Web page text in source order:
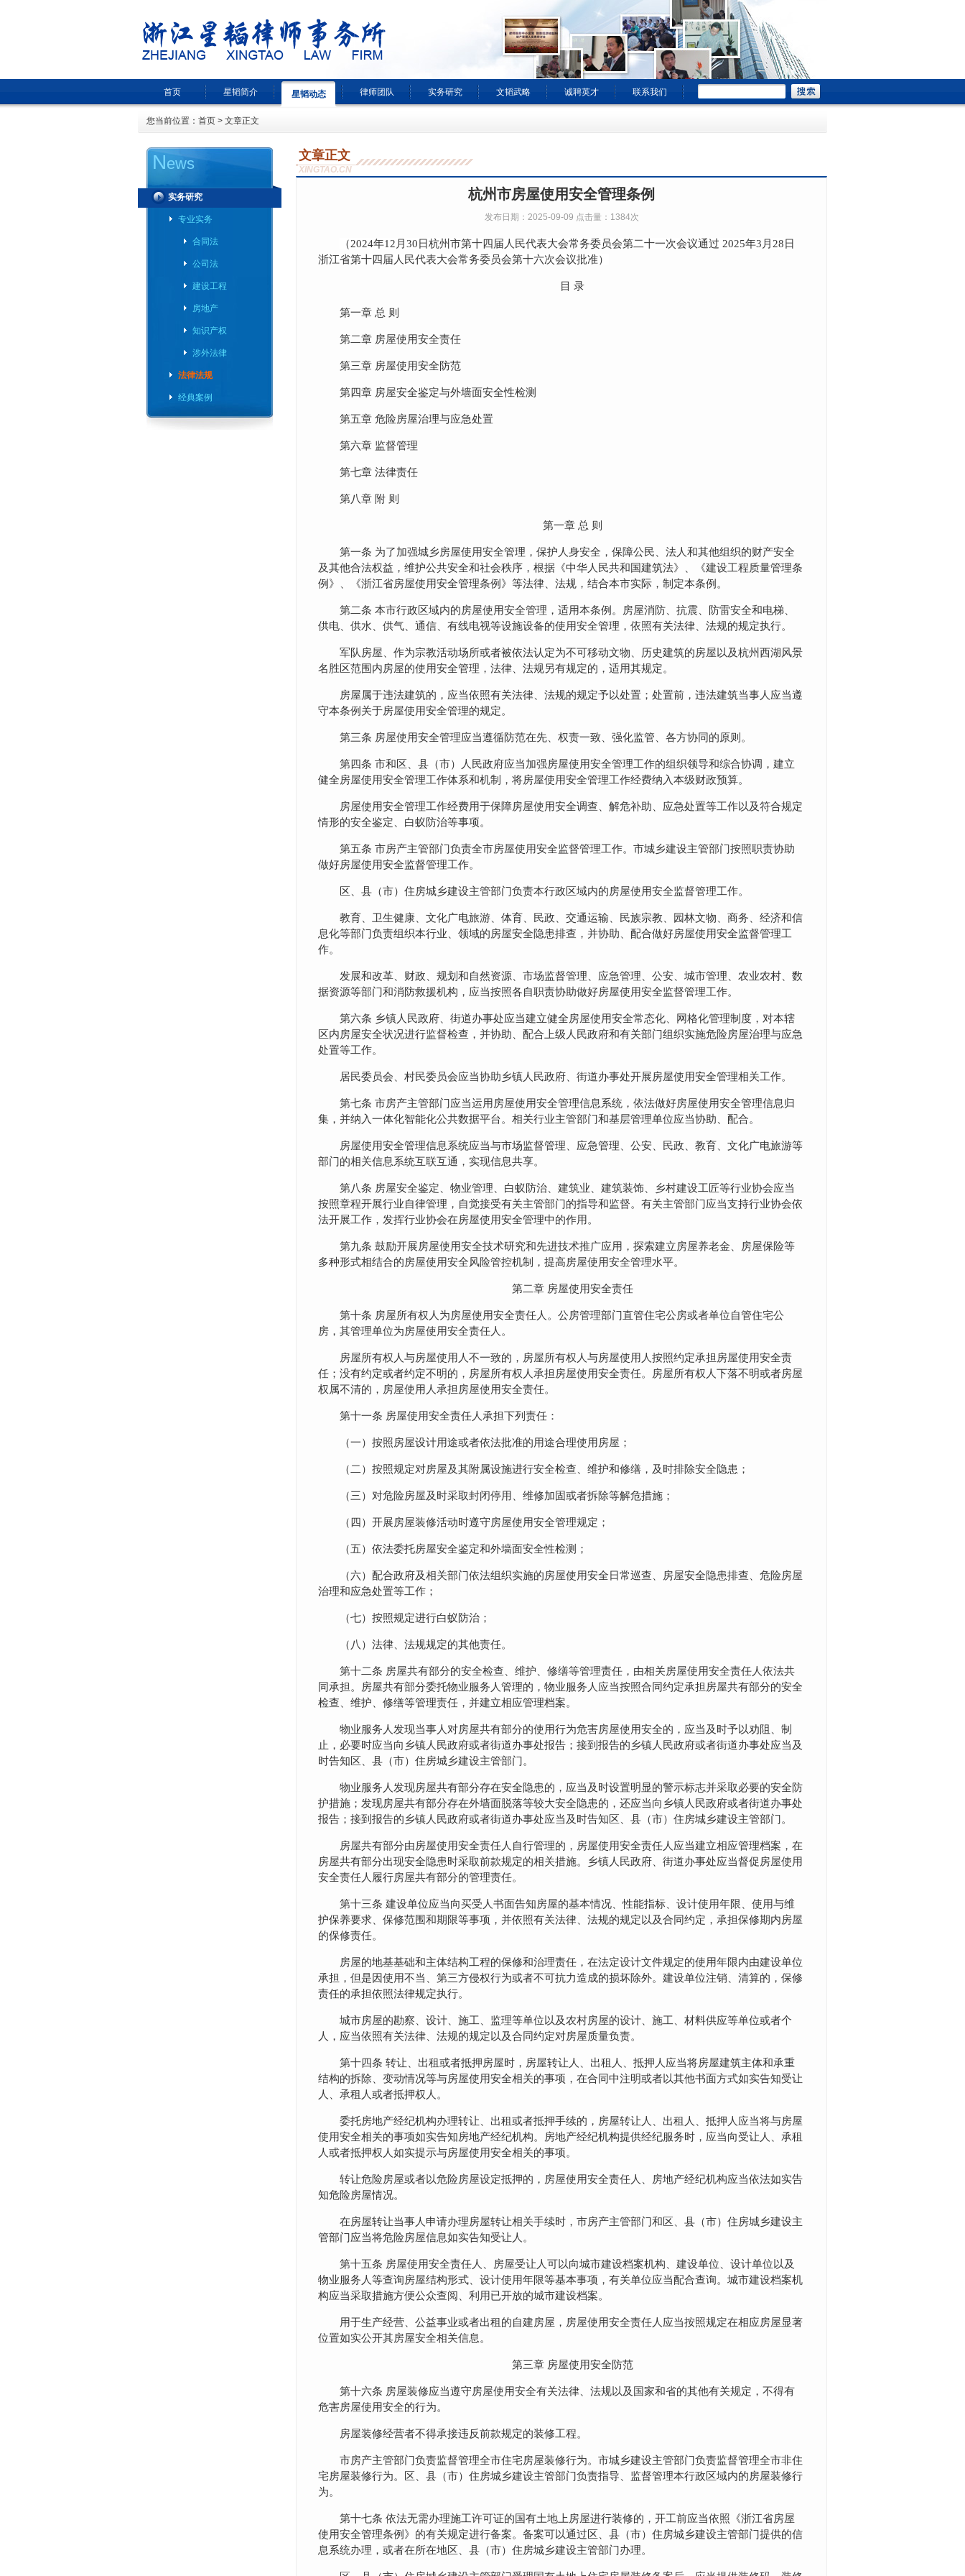
首页 星韬简介 星韬动态 律师团队 实务研究 文韬武略 诚聘英才 联系我们
您当前位置： 首页 > 文章正文
News
实务研究
专业实务
合同法
公司法
建设工程
房地产
知识产权
涉外法律
法律法规
经典案例
文章正文
XINGTAO.CN
杭州市房屋使用安全管理条例
发布日期：2025-09-09 点击量：1384次
（2024年12月30日杭州市第十四届人民代表大会常务委员会第二十一次会议通过 2025年3月28日
浙江省第十四届人民代表大会常务委员会第十六次会议批准）
目 录
第一章 总 则
第二章 房屋使用安全责任
第三章 房屋使用安全防范
第四章 房屋安全鉴定与外墙面安全性检测
第五章 危险房屋治理与应急处置
第六章 监督管理
第七章 法律责任
第八章 附 则
第一章 总 则
第一条 为了加强城乡房屋使用安全管理，保护人身安全，保障公民、法人和其他组织的财产安全
及其他合法权益，维护公共安全和社会秩序，根据《中华人民共和国建筑法》、《建设工程质量管理条
例》、《浙江省房屋使用安全管理条例》等法律、法规，结合本市实际，制定本条例。
第二条 本市行政区域内的房屋使用安全管理，适用本条例。房屋消防、抗震、防雷安全和电梯、
供电、供水、供气、通信、有线电视等设施设备的使用安全管理，依照有关法律、法规的规定执行。
军队房屋、作为宗教活动场所或者被依法认定为不可移动文物、历史建筑的房屋以及杭州西湖风景
名胜区范围内房屋的使用安全管理，法律、法规另有规定的，适用其规定。
房屋属于违法建筑的，应当依照有关法律、法规的规定予以处置；处置前，违法建筑当事人应当遵
守本条例关于房屋使用安全管理的规定。
第三条 房屋使用安全管理应当遵循防范在先、权责一致、强化监管、各方协同的原则。
第四条 市和区、县（市）人民政府应当加强房屋使用安全管理工作的组织领导和综合协调，建立
健全房屋使用安全管理工作体系和机制，将房屋使用安全管理工作经费纳入本级财政预算。
房屋使用安全管理工作经费用于保障房屋使用安全调查、解危补助、应急处置等工作以及符合规定
情形的安全鉴定、白蚁防治等事项。
第五条 市房产主管部门负责全市房屋使用安全监督管理工作。市城乡建设主管部门按照职责协助
做好房屋使用安全监督管理工作。
区、县（市）住房城乡建设主管部门负责本行政区域内的房屋使用安全监督管理工作。
教育、卫生健康、文化广电旅游、体育、民政、交通运输、民族宗教、园林文物、商务、经济和信
息化等部门负责组织本行业、领域的房屋安全隐患排查，并协助、配合做好房屋使用安全监督管理工
作。
发展和改革、财政、规划和自然资源、市场监督管理、应急管理、公安、城市管理、农业农村、数
据资源等部门和消防救援机构，应当按照各自职责协助做好房屋使用安全监督管理工作。
第六条 乡镇人民政府、街道办事处应当建立健全房屋使用安全常态化、网格化管理制度，对本辖
区内房屋安全状况进行监督检查，并协助、配合上级人民政府和有关部门组织实施危险房屋治理与应急
处置等工作。
居民委员会、村民委员会应当协助乡镇人民政府、街道办事处开展房屋使用安全管理相关工作。
第七条 市房产主管部门应当运用房屋使用安全管理信息系统，依法做好房屋使用安全管理信息归
集，并纳入一体化智能化公共数据平台。相关行业主管部门和基层管理单位应当协助、配合。
房屋使用安全管理信息系统应当与市场监督管理、应急管理、公安、民政、教育、文化广电旅游等
部门的相关信息系统互联互通，实现信息共享。
第八条 房屋安全鉴定、物业管理、白蚁防治、建筑业、建筑装饰、乡村建设工匠等行业协会应当
按照章程开展行业自律管理，自觉接受有关主管部门的指导和监督。有关主管部门应当支持行业协会依
法开展工作，发挥行业协会在房屋使用安全管理中的作用。
第九条 鼓励开展房屋使用安全技术研究和先进技术推广应用，探索建立房屋养老金、房屋保险等
多种形式相结合的房屋使用安全风险管控机制，提高房屋使用安全管理水平。
第二章 房屋使用安全责任
第十条 房屋所有权人为房屋使用安全责任人。公房管理部门直管住宅公房或者单位自管住宅公
房，其管理单位为房屋使用安全责任人。
房屋所有权人与房屋使用人不一致的，房屋所有权人与房屋使用人按照约定承担房屋使用安全责
任；没有约定或者约定不明的，房屋所有权人承担房屋使用安全责任。房屋所有权人下落不明或者房屋
权属不清的，房屋使用人承担房屋使用安全责任。
第十一条 房屋使用安全责任人承担下列责任：
（一）按照房屋设计用途或者依法批准的用途合理使用房屋；
（二）按照规定对房屋及其附属设施进行安全检查、维护和修缮，及时排除安全隐患；
（三）对危险房屋及时采取封闭停用、维修加固或者拆除等解危措施；
（四）开展房屋装修活动时遵守房屋使用安全管理规定；
（五）依法委托房屋安全鉴定和外墙面安全性检测；
（六）配合政府及相关部门依法组织实施的房屋使用安全日常巡查、房屋安全隐患排查、危险房屋
治理和应急处置等工作；
（七）按照规定进行白蚁防治；
（八）法律、法规规定的其他责任。
第十二条 房屋共有部分的安全检查、维护、修缮等管理责任，由相关房屋使用安全责任人依法共
同承担。房屋共有部分委托物业服务人管理的，物业服务人应当按照合同约定承担房屋共有部分的安全
检查、维护、修缮等管理责任，并建立相应管理档案。
物业服务人发现当事人对房屋共有部分的使用行为危害房屋使用安全的，应当及时予以劝阻、制
止，必要时应当向乡镇人民政府或者街道办事处报告；接到报告的乡镇人民政府或者街道办事处应当及
时告知区、县（市）住房城乡建设主管部门。
物业服务人发现房屋共有部分存在安全隐患的，应当及时设置明显的警示标志并采取必要的安全防
护措施；发现房屋共有部分存在外墙面脱落等较大安全隐患的，还应当向乡镇人民政府或者街道办事处
报告；接到报告的乡镇人民政府或者街道办事处应当及时告知区、县（市）住房城乡建设主管部门。
房屋共有部分由房屋使用安全责任人自行管理的，房屋使用安全责任人应当建立相应管理档案，在
房屋共有部分出现安全隐患时采取前款规定的相关措施。乡镇人民政府、街道办事处应当督促房屋使用
安全责任人履行房屋共有部分的管理责任。
第十三条 建设单位应当向买受人书面告知房屋的基本情况、性能指标、设计使用年限、使用与维
护保养要求、保修范围和期限等事项，并依照有关法律、法规的规定以及合同约定，承担保修期内房屋
的保修责任。
房屋的地基基础和主体结构工程的保修和治理责任，在法定设计文件规定的使用年限内由建设单位
承担，但是因使用不当、第三方侵权行为或者不可抗力造成的损坏除外。建设单位注销、清算的，保修
责任的承担依照法律规定执行。
城市房屋的勘察、设计、施工、监理等单位以及农村房屋的设计、施工、材料供应等单位或者个
人，应当依照有关法律、法规的规定以及合同约定对房屋质量负责。
第十四条 转让、出租或者抵押房屋时，房屋转让人、出租人、抵押人应当将房屋建筑主体和承重
结构的拆除、变动情况等与房屋使用安全相关的事项，在合同中注明或者以其他书面方式如实告知受让
人、承租人或者抵押权人。
委托房地产经纪机构办理转让、出租或者抵押手续的，房屋转让人、出租人、抵押人应当将与房屋
使用安全相关的事项如实告知房地产经纪机构。房地产经纪机构提供经纪服务时，应当向受让人、承租
人或者抵押权人如实提示与房屋使用安全相关的事项。
转让危险房屋或者以危险房屋设定抵押的，房屋使用安全责任人、房地产经纪机构应当依法如实告
知危险房屋情况。
在房屋转让当事人申请办理房屋转让相关手续时，市房产主管部门和区、县（市）住房城乡建设主
管部门应当将危险房屋信息如实告知受让人。
第十五条 房屋使用安全责任人、房屋受让人可以向城市建设档案机构、建设单位、设计单位以及
物业服务人等查询房屋结构形式、设计使用年限等基本事项，有关单位应当配合查询。城市建设档案机
构应当采取措施方便公众查阅、利用已开放的城市建设档案。
用于生产经营、公益事业或者出租的自建房屋，房屋使用安全责任人应当按照规定在相应房屋显著
位置如实公开其房屋安全相关信息。
第三章 房屋使用安全防范
第十六条 房屋装修应当遵守房屋使用安全有关法律、法规以及国家和省的其他有关规定，不得有
危害房屋使用安全的行为。
房屋装修经营者不得承接违反前款规定的装修工程。
市房产主管部门负责监督管理全市住宅房屋装修行为。市城乡建设主管部门负责监督管理全市非住
宅房屋装修行为。区、县（市）住房城乡建设主管部门负责指导、监督管理本行政区域内的房屋装修行
为。
第十七条 依法无需办理施工许可证的国有土地上房屋进行装修的，开工前应当依照《浙江省房屋
使用安全管理条例》的有关规定进行备案。备案可以通过区、县（市）住房城乡建设主管部门提供的信
息系统办理，或者在所在地区、县（市）住房城乡建设主管部门办理。